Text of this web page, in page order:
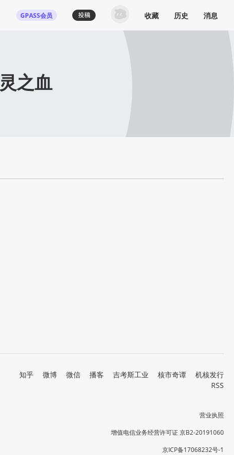
GPASS会员 收藏 历史 消息
之血
知乎 微博 微信 播客 吉考斯工业 核市奇谭
机核发行
RSS
营业执照
增值电信业务经营许可证 京B2-20191060
京ICP备17068232号-1